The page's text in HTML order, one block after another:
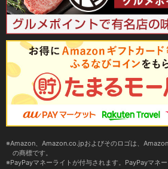
Amazon、Amazon.co.jpおよびそのロゴは、
の商標です。
PayPayマネーライトが付与されます。PayPayマネ